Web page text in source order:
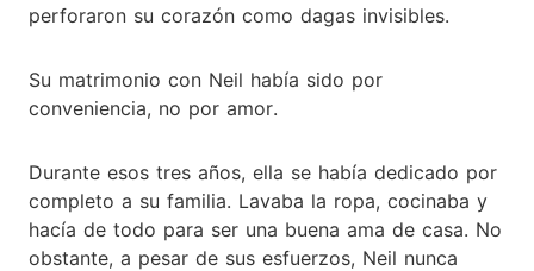
perforaron su corazón como dagas invisibles.
Su matrimonio con Neil había sido por
conveniencia, no por amor.
Durante esos tres años, ella se había dedicado por
completo a su familia. Lavaba la ropa, cocinaba y
hacía de todo para ser una buena ama de casa. No
obstante, a pesar de sus esfuerzos, Neil nunca